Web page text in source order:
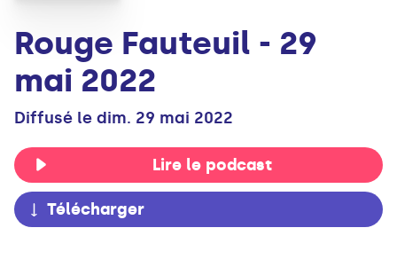
Rouge Fauteuil - 29
mai 2022
Diffusé le dim. 29 mai 2022
Lire le podcast
Télécharger